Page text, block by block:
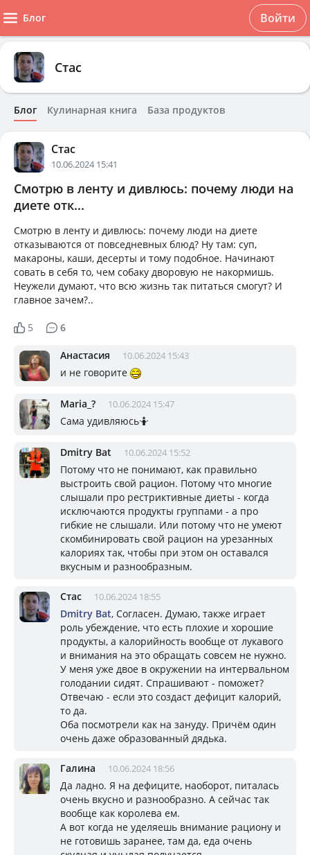
Блог Войти
Стас
Блог Кулинарная книга База продуктов
Стас
10.06.2024 15:41
Смотрю в ленту и дивлюсь: почему люди на
диете отк...
Смотрю в ленту и дивлюсь: почему люди на диете
отказываются от повседневных блюд? Ну там: суп,
макароны, каши, десерты и тому подобное. Начинают
совать в себя то, чем собаку дворовую не накормишь.
Неужели думают, что всю жизнь так питаться смогут? И
главное зачем?..
5 6
Анастасия 10.06.2024 15:43
и не говорите
Mariа_? 10.06.2024 15:47
Сама удивляюсь🤷
Dmitry Bat 10.06.2024 15:52
Потому что не понимают, как правильно
выстроить свой рацион. Потому что многие
слышали про рестриктивные диеты - когда
исключаются продукты группами - а про
гибкие не слышали. Или потому что не умеют
скомбинировать свой рацион на урезанных
калориях так, чтобы при этом он оставался
вкусным и разнообразным.
Стас 10.06.2024 18:55
Dmitry Bat, Согласен. Думаю, также играет
роль убеждение, что есть плохие и хорошие
продукты, а калорийность вообще от лукавого
и внимания на это обращать совсем не нужно.
У меня уже двое в окружении на интервальном
голодании сидят. Спрашивают - поможет?
Отвечаю - если это создаст дефицит калорий,
то да.
Оба посмотрели как на зануду. Причём один
очень даже образованный дядька.
Галина 10.06.2024 18:56
Да ладно. Я на дефиците, наоборот, питалась
очень вкусно и разнообразно. А сейчас так
вообще как королева ем.
А вот когда не уделяешь внимание рациону и
не готовишь заранее, там да, еда очень